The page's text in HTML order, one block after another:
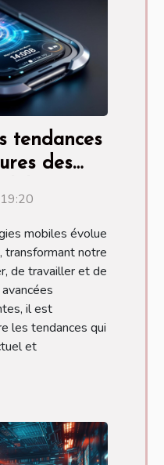
tendances
des
mobiles évolue
transformant notre
de travailler et de
il est
les tendances qui
et